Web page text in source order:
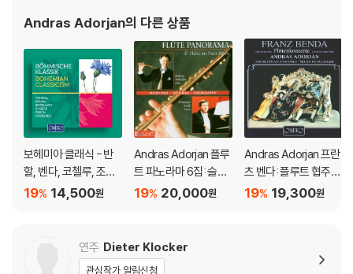
Andras Adorjan의 다른 상품
보헤미아 클래식 - 반
할, 벤다, 코첼루, 조베
크, 피비히, 회르스터,
14,500원
19%
Andras Adorjan 플루
트 파노라마 6집: 슬라
브 작품집 - 마르티누 /
Vol.6: Flute en Pays
Slave - Martinu / Dv
20,000원
19%
Andras Adorjan 프란
츠 벤다: 플루트 협주곡
(Franz Benda: Flute
19,300원
19%
연주 Dieter Klocker
관심작가 알림신청